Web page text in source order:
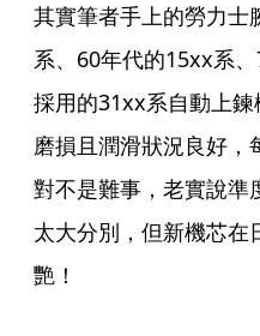
其實筆者手上的勞力士
系、60年代的15xx系
採用的31xx系自動上鍊
磨損且潤滑狀況良好，
對不是難事，老實說準
太大分別，但新機芯在
艷！